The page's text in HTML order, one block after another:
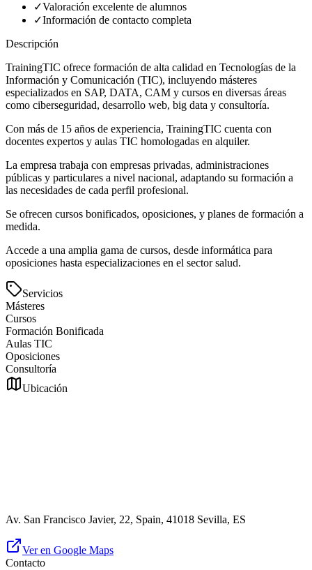
✓Valoración excelente de alumnos
✓Información de contacto completa
Descripción
TrainingTIC ofrece formación de alta calidad en Tecnologías de la
Información y Comunicación (TIC), incluyendo másteres
especializados en SAP, DATA, CAM y cursos en diversas áreas
como ciberseguridad, desarrollo web, big data y consultoría.
Con más de 15 años de experiencia, TrainingTIC cuenta con
docentes expertos y aulas TIC homologadas en alquiler.
La empresa trabaja con empresas privadas, administraciones
públicas y particulares a nivel nacional, adaptando su formación a
las necesidades de cada perfil profesional.
Se ofrecen cursos bonificados, oposiciones, y planes de formación a
medida.
Accede a una amplia gama de cursos, desde informática para
oposiciones hasta especializaciones en el sector salud.
Servicios
Másteres
Cursos
Formación Bonificada
Aulas TIC
Oposiciones
Consultoría
Ubicación
Av. San Francisco Javier, 22, Spain, 41018 Sevilla, ES
Ver en Google Maps
Contacto